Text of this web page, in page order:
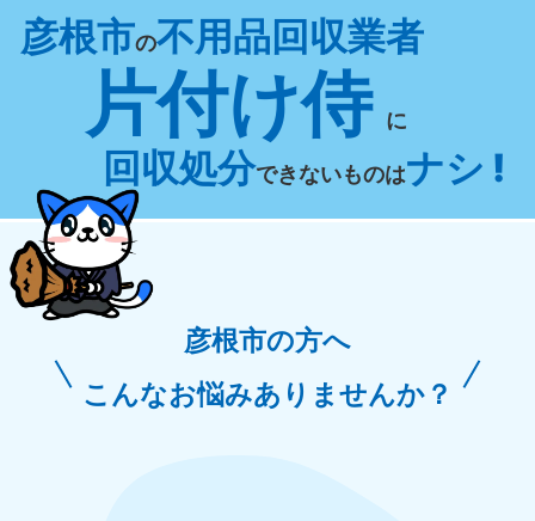
彦根市の不用品回収業者
片付け侍 に
回収処分できないものはナシ !
彦根市の方へ
こんなお悩みありませんか？